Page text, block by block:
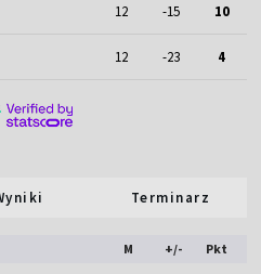
12 -15 10
12 -23 4
Terminarz
M +/- Pkt